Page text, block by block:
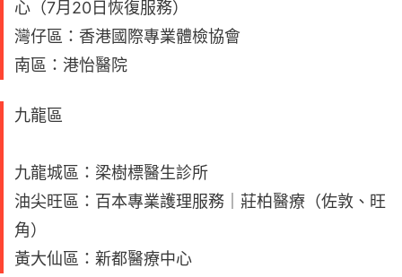
心（7月20日恢復服務）
灣仔區：香港國際專業體檢協會
南區：港怡醫院
九龍區
九龍城區：梁樹標醫生診所
油尖旺區：百本專業護理服務｜莊柏醫療（佐敦、旺
角）
黃大仙區：新都醫療中心